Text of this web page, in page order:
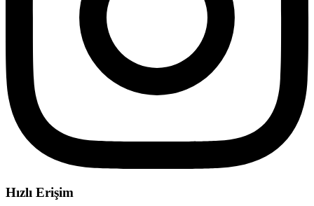
Hızlı Erişim